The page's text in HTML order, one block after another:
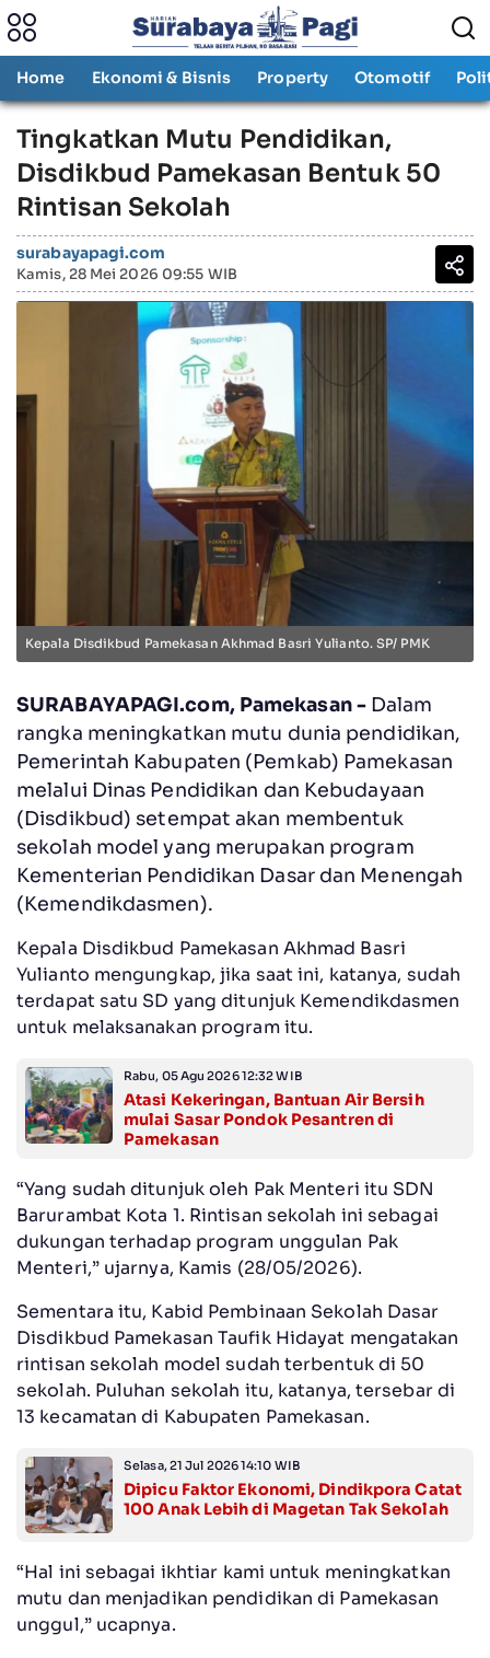
Home Ekonomi & Bisnis Property Otomotif
Tingkatkan Mutu Pendidikan,
Disdikbud Pamekasan Bentuk 50
Rintisan Sekolah
surabayapagi.com
Kamis, 28 Mei 2026 09:55 WIB
Kepala Disdikbud Pamekasan Akhmad Basri Yulianto. SP/ PMK
SURABAYAPAGI.com, Pamekasan - Dalam
rangka meningkatkan mutu dunia pendidikan,
Pemerintah Kabupaten (Pemkab) Pamekasan
melalui Dinas Pendidikan dan Kebudayaan
(Disdikbud) setempat akan membentuk
sekolah model yang merupakan program
Kementerian Pendidikan Dasar dan Menengah
(Kemendikdasmen).
Kepala Disdikbud Pamekasan Akhmad Basri
Yulianto mengungkap, jika saat ini, katanya, sudah
terdapat satu SD yang ditunjuk Kemendikdasmen
untuk melaksanakan program itu.
Rabu, 05 Agu 2026 12:32 WIB
Atasi Kekeringan, Bantuan Air Bersih
mulai Sasar Pondok Pesantren di
Pamekasan
“Yang sudah ditunjuk oleh Pak Menteri itu SDN
Barurambat Kota 1. Rintisan sekolah ini sebagai
dukungan terhadap program unggulan Pak
Menteri,” ujarnya, Kamis (28/05/2026).
Sementara itu, Kabid Pembinaan Sekolah Dasar
Disdikbud Pamekasan Taufik Hidayat mengatakan
rintisan sekolah model sudah terbentuk di 50
sekolah. Puluhan sekolah itu, katanya, tersebar di
13 kecamatan di Kabupaten Pamekasan.
Selasa, 21 Jul 2026 14:10 WIB
Dipicu Faktor Ekonomi, Dindikpora Catat
100 Anak Lebih di Magetan Tak Sekolah
“Hal ini sebagai ikhtiar kami untuk meningkatkan
mutu dan menjadikan pendidikan di Pamekasan
unggul,” ucapnya.